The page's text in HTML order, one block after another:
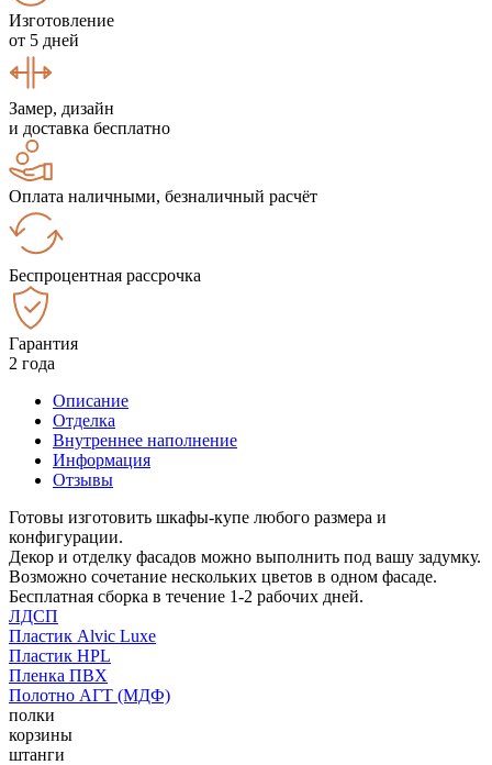
Изготовление
от 5 дней
Замер, дизайн
и доставка бесплатно
Оплата наличными, безналичный расчёт
Беспроцентная рассрочка
Гарантия
2 года
Описание
Отделка
Внутреннее наполнение
Информация
Отзывы
Готовы изготовить шкафы-купе любого размера и
конфигурации.
Декор и отделку фасадов можно выполнить под вашу задумку.
Возможно сочетание нескольких цветов в одном фасаде.
Бесплатная сборка в течение 1-2 рабочих дней.
ЛДСП
Пластик Alvic Luxe
Пластик HPL
Пленка ПВХ
Полотно АГТ (МДФ)
полки
корзины
штанги